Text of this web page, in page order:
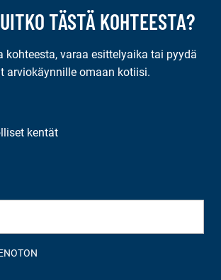
TÄSTÄ KOHTEESTA?
kohteesta, varaa esittelyaika tai pyydä
arviokäynnille omaan kotiisi.
kentät